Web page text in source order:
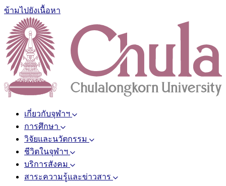
ข้ามไปยังเนื้อหา
เกี่ยวกับจุฬาฯ
การศึกษา
วิจัยและนวัตกรรม
ชีวิตในจุฬาฯ
บริการสังคม
สาระความรู้และข่าวสาร